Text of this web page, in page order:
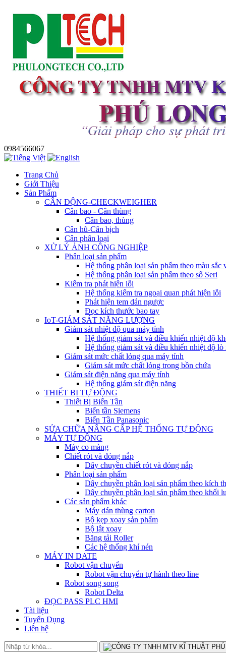
0984566067
Trang Chủ
Giới Thiệu
Sản Phẩm
CÂN ĐỘNG-CHECKWEIGHER
Cân bao - Cân thùng
Cân bao, thùng
Cân hũ-Cân bịch
Cân phân loại
XỬ LÝ ẢNH CÔNG NGHIỆP
Phân loại sản phẩm
Hệ thống phân loại sản phẩm theo màu sắc
Hệ thống phân loại sản phẩm theo số Seri
Kiểm tra phát hiện lỗi
Hệ thống kiểm tra ngoại quan phát hiện lỗi
Phát hiện tem dán ngược
Đọc kích thước bao tay
IoT-GIÁM SÁT NĂNG LƯỢNG
Giám sát nhiệt độ qua máy tính
Hệ thống giảm sát và điều khiển nhiệt độ
Hệ thống giảm sát và điều khiển nhiệt độ lò
Giám sát mức chất lỏng qua máy tính
Giám sát mức chất lỏng trong bồn chứa
Giám sát điện năng qua máy tính
Hệ thống giám sát điện năng
THIẾT BỊ TỰ ĐỘNG
Thiết Bị Biến Tần
Biến tần Siemens
Biến Tần Panasonic
SỬA CHỮA NÂNG CẤP HỆ THỐNG TỰ ĐỘNG
MÁY TỰ ĐỘNG
Máy co màng
Chiết rót và đóng nắp
Dây chuyền chiết rót và đóng nắp
Phân loại sản phẩm
Dây chuyền phân loại sản phẩm theo kích
Dây chuyền phân loại sản phẩm theo khối
Các sản phẩm khác
Máy dán thùng carton
Bộ kẹp xoay sản phẩm
Bộ lật xoay
Băng tải Roller
Các hệ thống khí nén
MÁY IN DATE
Robot vận chuyển
Robot vận chuyển tự hành theo line
Robot song song
Robot Delta
ĐỌC PASS PLC HMI
Tài liệu
Tuyển Dụng
Liên hệ